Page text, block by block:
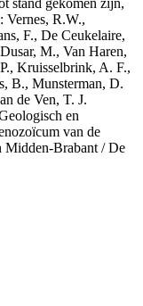
Vernes, R.W.,
F., De Ceukelaire,
M., Van Haren,
Kruisselbrink, A. F.,
B., Munsterman, D.
de Ven, T. J.
en
van de
Midden-Brabant / De